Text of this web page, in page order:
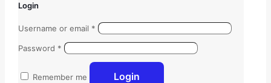
Login
Username or email *
Password *
Remember me Login